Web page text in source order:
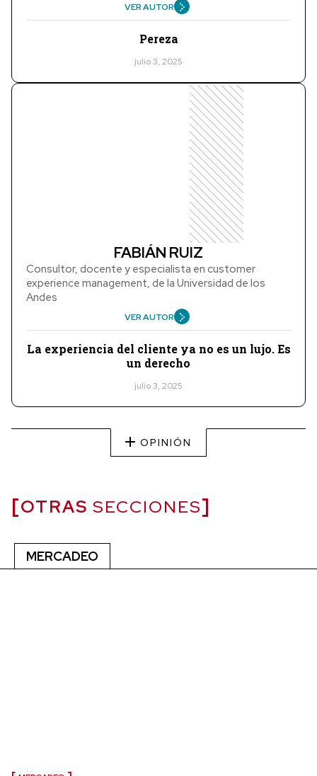
VER AUTOR
Pereza
julio 3, 2025
FABIÁN RUIZ
Consultor, docente y especialista en customer
experience management, de la Universidad de los
Andes
VER AUTOR
La experiencia del cliente ya no es un lujo. Es
un derecho
julio 3, 2025
OPINIÓN
OTRAS SECCIONES
MERCADEO